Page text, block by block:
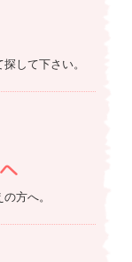
して下さい。
方へ。